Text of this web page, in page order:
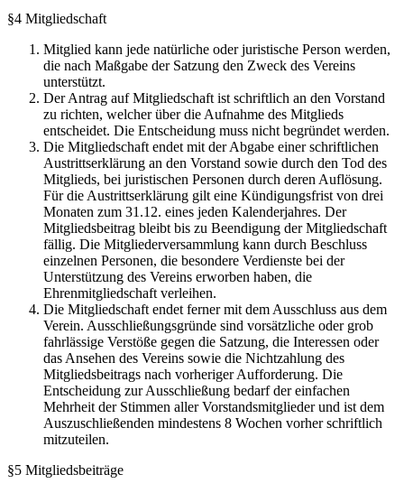
§4 Mitgliedschaft
Mitglied kann jede natürliche oder juristische Person werden,
die nach Maßgabe der Satzung den Zweck des Vereins
unterstützt.
Der Antrag auf Mitgliedschaft ist schriftlich an den Vorstand
zu richten, welcher über die Aufnahme des Mitglieds
entscheidet. Die Entscheidung muss nicht begründet werden.
Die Mitgliedschaft endet mit der Abgabe einer schriftlichen
Austrittserklärung an den Vorstand sowie durch den Tod des
Mitglieds, bei juristischen Personen durch deren Auflösung.
Für die Austrittserklärung gilt eine Kündigungsfrist von drei
Monaten zum 31.12. eines jeden Kalenderjahres. Der
Mitgliedsbeitrag bleibt bis zu Beendigung der Mitgliedschaft
fällig. Die Mitgliederversammlung kann durch Beschluss
einzelnen Personen, die besondere Verdienste bei der
Unterstützung des Vereins erworben haben, die
Ehrenmitgliedschaft verleihen.
Die Mitgliedschaft endet ferner mit dem Ausschluss aus dem
Verein. Ausschließungsgründe sind vorsätzliche oder grob
fahrlässige Verstöße gegen die Satzung, die Interessen oder
das Ansehen des Vereins sowie die Nichtzahlung des
Mitgliedsbeitrags nach vorheriger Aufforderung. Die
Entscheidung zur Ausschließung bedarf der einfachen
Mehrheit der Stimmen aller Vorstandsmitglieder und ist dem
Auszuschließenden mindestens 8 Wochen vorher schriftlich
mitzuteilen.
§5 Mitgliedsbeiträge